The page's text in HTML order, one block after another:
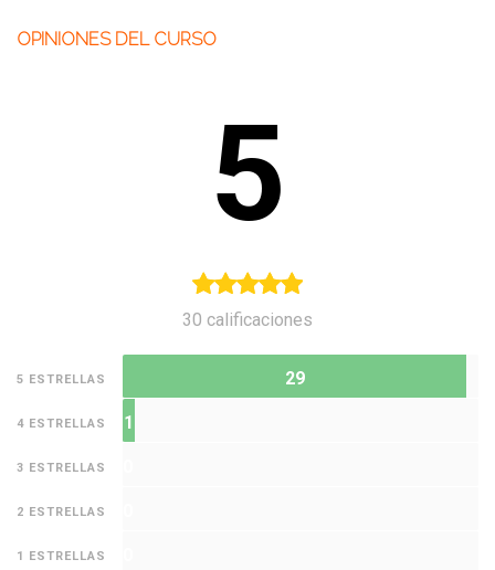
OPINIONES DEL CURSO
5
30 calificaciones
5 ESTRELLAS 29
4 ESTRELLAS 1
3 ESTRELLAS
2 ESTRELLAS
1 ESTRELLAS